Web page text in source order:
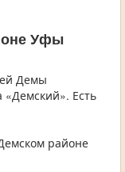
Уфы
Демы
«Демский». Есть
районе